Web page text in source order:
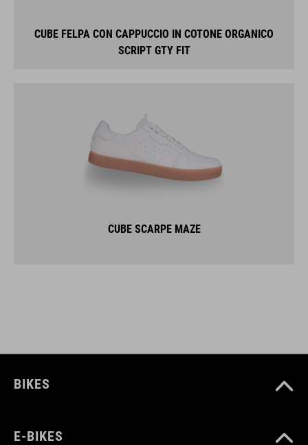
CUBE FELPA CON CAPPUCCIO IN COTONE ORGANICO
SCRIPT GTY FIT
CUBE SCARPE MAZE
BIKES
E-BIKES